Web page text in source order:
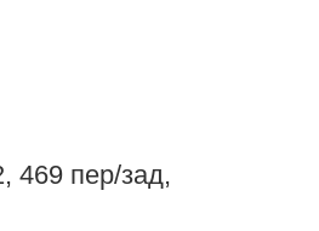
469 пер/зад,